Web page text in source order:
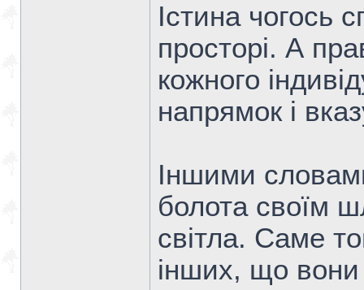
Істина чогось
просторі. А
кожного
напрямок і
Іншими
болота своїм
світла. Саме
інших, що вони